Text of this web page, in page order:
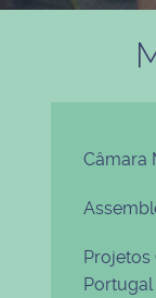
Câmara
Projetos
Portugal